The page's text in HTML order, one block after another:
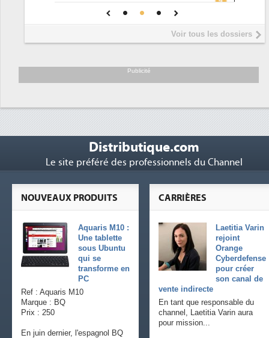
Interview de Fabrice Coquio,
président de Digital Realty...
soutient les...
Voir tous les dossiers
Publicité
Distributique.com
Le site préféré des professionnels du Channel
CARRIÈRES
Laetitia Varin
rejoint
Orange
Cyberdefense
pour créer
son canal de
vente indirecte
En tant que responsable du
channel, Laetitia Varin aura
pour mission...
NOUVEAUX PRODUITS
Aquaris M10 :
Une tablette
sous Ubuntu
qui se
transforme en
PC
Ref : Aquaris M10
Marque : BQ
Prix : 250
En juin dernier, l'espagnol BQ